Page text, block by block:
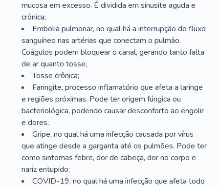
mucosa em excesso. É dividida em sinusite aguda e
crônica;
Embolia pulmonar, no qual há a interrupção do fluxo
sanguíneo nas artérias que conectam o pulmão.
Coágulos podem bloquear o canal, gerando tanto falta
de ar quanto tosse;
Tosse crônica;
Faringite, processo inflamatório que afeta a laringe
e regiões próximas. Pode ter origem fúngica ou
bacteriológica, podendo causar desconforto ao engolir
e dores;
Gripe, no qual há uma infecção causada por vírus
que atinge desde a garganta até os pulmões. Pode ter
como sintomas febre, dor de cabeça, dor no corpo e
nariz entupido;
COVID-19, no qual há uma infecção que afeta todo